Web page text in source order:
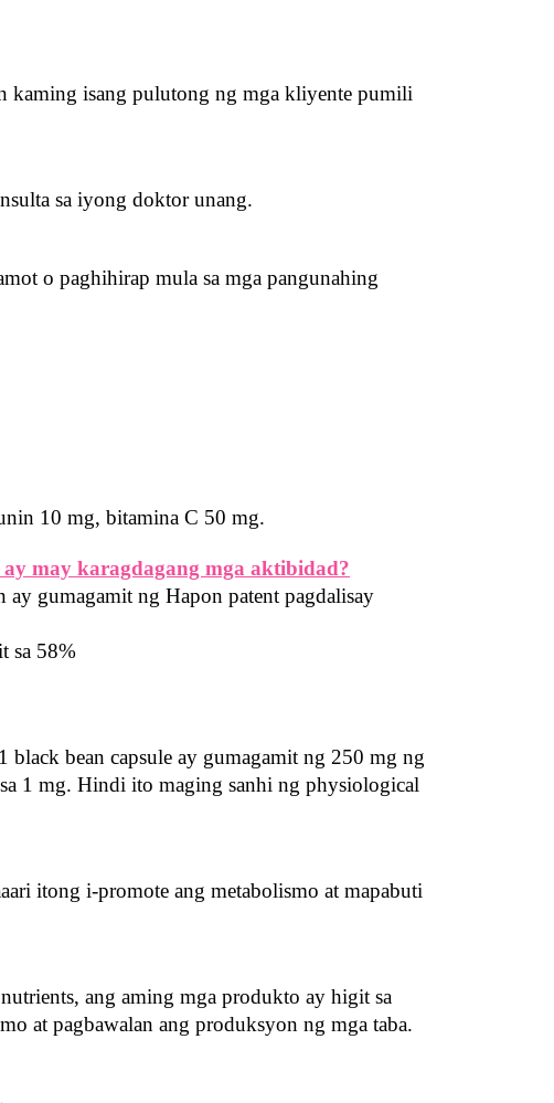
kaming isang pulutong ng mga kliyente pumili
sa iyong doktor unang.
o paghihirap mula sa mga pangunahing
10 mg, bitamina C 50 mg.
may karagdagang mga aktibidad?
gumagamit ng Hapon patent pagdalisay
sa 58%
bean capsule ay gumagamit ng 250 mg ng
sa 1 mg. Hindi ito maging sanhi ng physiological
itong i-promote ang metabolismo at mapabuti
ang aming mga produkto ay higit sa
at pagbawalan ang produksyon ng mga taba.